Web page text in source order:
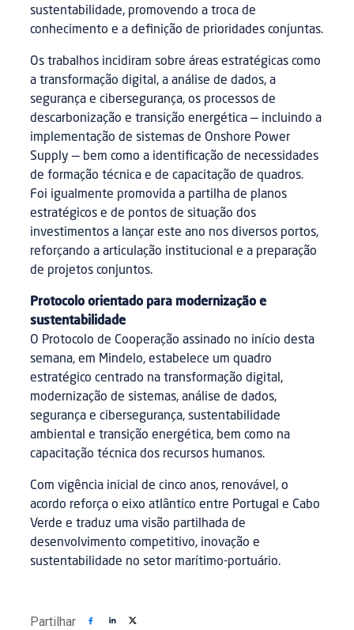
sustentabilidade, promovendo a troca de
conhecimento e a definição de prioridades conjuntas.
Os trabalhos incidiram sobre áreas estratégicas como
a transformação digital, a análise de dados, a
segurança e cibersegurança, os processos de
descarbonização e transição energética — incluindo a
implementação de sistemas de Onshore Power
Supply — bem como a identificação de necessidades
de formação técnica e de capacitação de quadros.
Foi igualmente promovida a partilha de planos
estratégicos e de pontos de situação dos
investimentos a lançar este ano nos diversos portos,
reforçando a articulação institucional e a preparação
de projetos conjuntos.
Protocolo orientado para modernização e
sustentabilidade
O Protocolo de Cooperação assinado no início desta
semana, em Mindelo, estabelece um quadro
estratégico centrado na transformação digital,
modernização de sistemas, análise de dados,
segurança e cibersegurança, sustentabilidade
ambiental e transição energética, bem como na
capacitação técnica dos recursos humanos.
Com vigência inicial de cinco anos, renovável, o
acordo reforça o eixo atlântico entre Portugal e Cabo
Verde e traduz uma visão partilhada de
desenvolvimento competitivo, inovação e
sustentabilidade no setor marítimo-portuário.
Partilhar